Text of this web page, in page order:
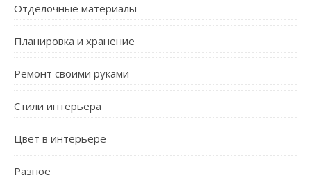
Отделочные материалы
Планировка и хранение
Ремонт своими руками
Стили интерьера
Цвет в интерьере
Разное